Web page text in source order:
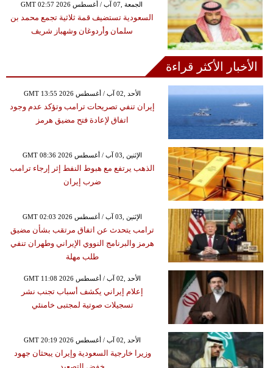
GMT 02:57 2026 الجمعة ,07 آب / أغسطس
السعودية تستضيف قمة ثلاثية تجمع محمد بن
سلمان وأردوغان وشهباز شريف
الأخبار الأكثر قراءة
GMT 13:55 2026 الأحد ,02 آب / أغسطس
إيران تنفي تصريحات ترامب وتؤكد عدم وجود
اتفاق لإعادة فتح مضيق هرمز
GMT 08:36 2026 الإثنين ,03 آب / أغسطس
الذهب يرتفع مع هبوط النفط إثر إرجاء ترامب
ضرب إيران
GMT 02:03 2026 الإثنين ,03 آب / أغسطس
ترامب يتحدث عن اتفاق مرتقب بشأن مضيق
هرمز والبرنامج النووي الإيراني وطهران تنفي
طلب مهلة
GMT 11:08 2026 الأحد ,02 آب / أغسطس
إعلام إيراني يكشف أسباب تجنب نشر
تسجيلات صوتية لمجتبى خامنئي
GMT 20:19 2026 الأحد ,02 آب / أغسطس
وزيرا خارجية السعودية وإيران يبحثان جهود